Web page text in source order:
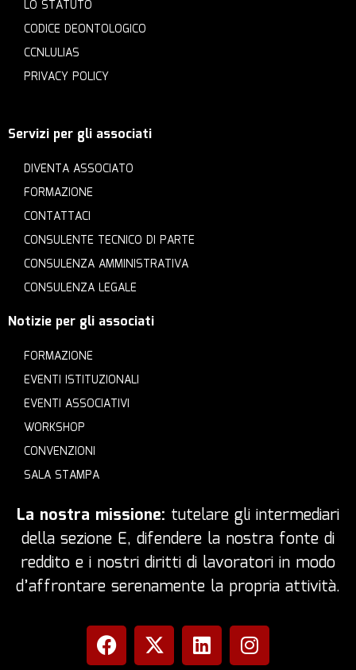
LO STATUTO
CODICE DEONTOLOGICO
CCNLULIAS
PRIVACY POLICY
Servizi per gli associati
DIVENTA ASSOCIATO
FORMAZIONE
CONTATTACI
CONSULENTE TECNICO DI PARTE
CONSULENZA AMMINISTRATIVA
CONSULENZA LEGALE
Notizie per gli associati
FORMAZIONE
EVENTI ISTITUZIONALI
EVENTI ASSOCIATIVI
WORKSHOP
CONVENZIONI
SALA STAMPA
La nostra missione: tutelare gli intermediari
della sezione E, difendere la nostra fonte di
reddito e i nostri diritti di lavoratori in modo
d’affrontare serenamente la propria attività.